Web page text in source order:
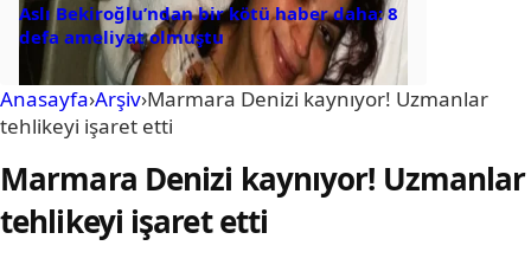
Aslı Bekiroğlu’ndan bir kötü haber daha: 8
defa ameliyat olmuştu
Anasayfa›Arşiv›Marmara Denizi kaynıyor! Uzmanlar
tehlikeyi işaret etti
Marmara Denizi kaynıyor! Uzmanlar
tehlikeyi işaret etti